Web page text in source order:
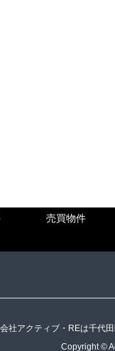
売買物件
社アクティブ・REは千代
Copyright ©